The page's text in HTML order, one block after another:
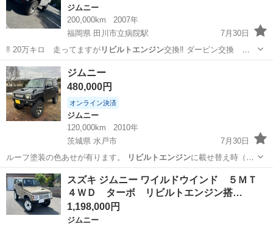
ジムニー
200,000km
2007年
福岡県 田川市立病院駅
7月30日
‼️ 20万キロ 走ってますがリビルトエンジン交換‼️ ダービン交換 し
てま…
福岡 田川市
ジムニー
480,000円
オンライン決済
ジムニー
120,000km
2010年
茨城県 水戸市
7月30日
ルーフ塗装の色あせが有ります。
リビルトエンジンに載せ替え時（車
両購入時） エン…
茨城 水戸市 ジムニー
スズキ ジムニー ワイルドウインド ５ＭＴ
４ＷＤ ターボ リビルトエンジン搭…
1,198,000円
ジムニー